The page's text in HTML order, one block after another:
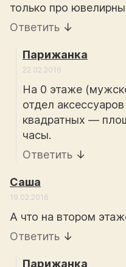
только про
Ответить ↓
Парижанка
22.02.2016
На 0 этаже
отдел
квадратных —
часы.
Ответить ↓
Саша
19.02.2016
А что на втором
Ответить ↓
Парижанка